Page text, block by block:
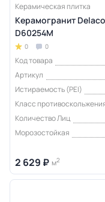
Керамическая плитка
Керамогранит
D60254М
0 0
Код товара
Артикул
Истираемость (PEI)
Класс
Количество Лиц
Морозостойкая
2 629 ₽ м2